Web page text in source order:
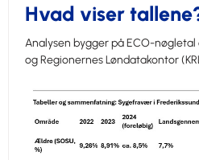
Hvad viser
Analysen bygger på ECO-
og Regionernes Løndatakontor